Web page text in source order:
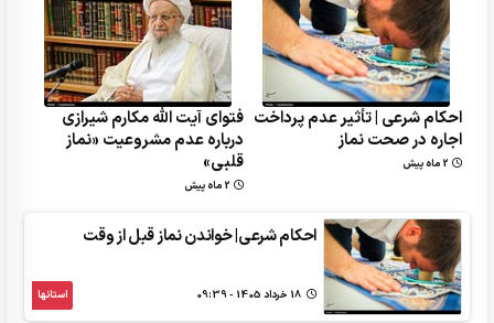
احکام شرعی | تأثیر عدم پرداخت
اجاره در صحت نماز
2 ماه پیش
فتوای آیت الله مکارم شیرازی
درباره عدم مشروعیت «نماز
قلبی»
2 ماه پیش
احکام شرعی| خواندن نماز قبل از وقت
استانها